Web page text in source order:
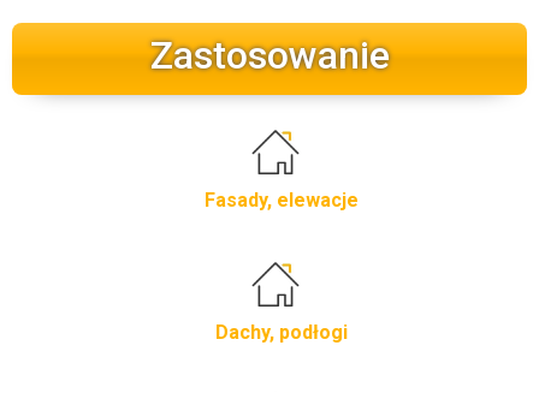
Zastosowanie
Fasady, elewacje
Dachy, podłogi